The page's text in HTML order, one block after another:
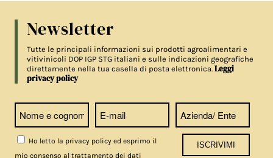
Newsletter
Tutte le principali informazioni sui prodotti agroalimentari e
vitivinicoli DOP IGP STG italiani e sulle indicazioni geografiche
direttamente nella tua casella di posta elettronica.Leggi
privacy policy
Ho letto la privacy policy ed esprimo il
mio consenso al trattamento dei dati